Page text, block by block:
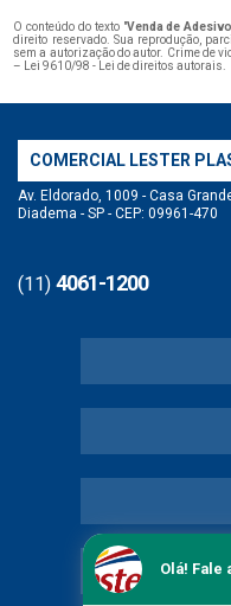
O conteúdo do texto "Venda de
direito reservado. Sua reprodução,
sem a autorização do autor. Crime de
–
Lei 9610/98 - Lei de direitos autorais
COMERCIAL LESTER
Av. Eldorado, 1009 - Casa
Diadema - SP - CEP: 09961-470
(11) 4061-1200
Olá! Fale